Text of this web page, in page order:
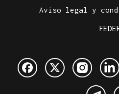
Aviso legal y